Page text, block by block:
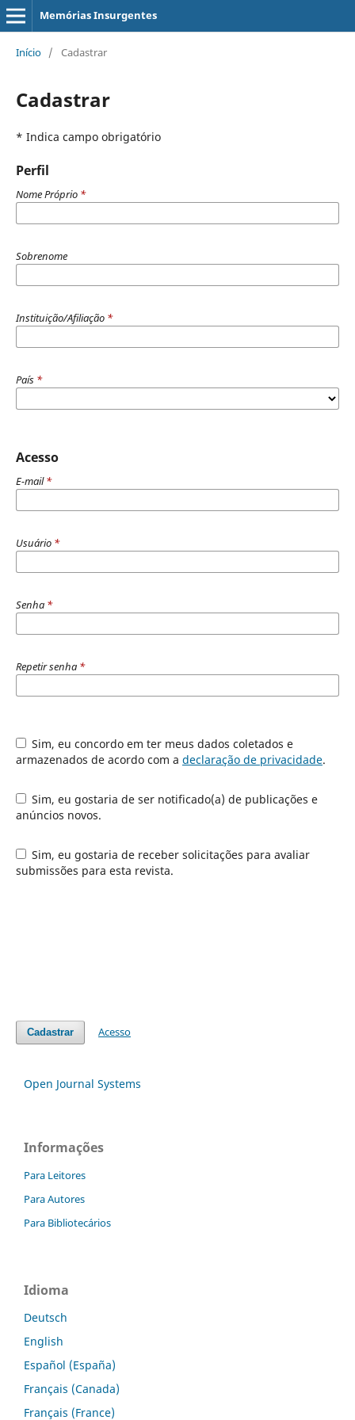
Memórias Insurgentes
Início / Cadastrar
Cadastrar
* Indica campo obrigatório
Perfil
Nome Próprio *
Sobrenome
Instituição/Afiliação *
País *
Acesso
E-mail*
Usuário *
Senha *
Repetir senha *
Sim, eu concordo em ter meus dados coletados e
armazenados de acordo com a declaração de privacidade.
Sim, eu gostaria de ser notificado(a) de publicações e
anúncios novos.
Sim, eu gostaria de receber solicitações para avaliar
submissões para esta revista.
Cadastrar Acesso
Open Journal Systems
Informações
Para Leitores
Para Autores
Para Bibliotecários
Idioma
Deutsch
English
Español (España)
Français (Canada)
Français (France)